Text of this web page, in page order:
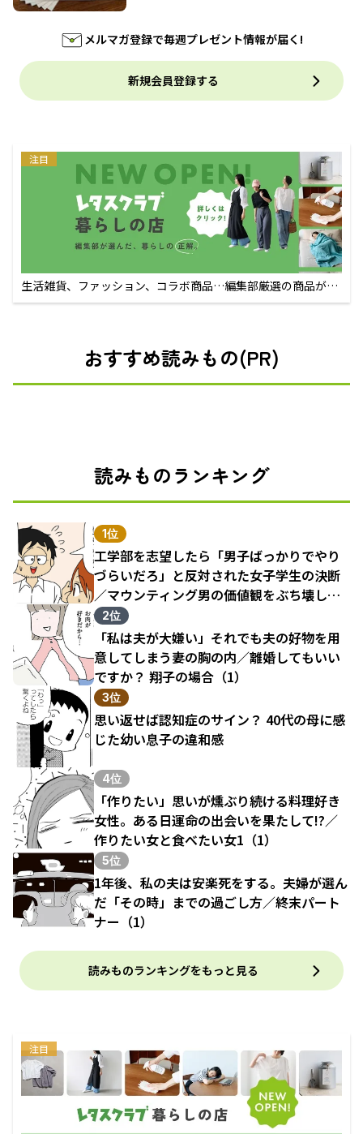
メルマガ登録で毎週プレゼント情報が届く!
新規会員登録する
注目
生活雑貨、ファッション、コラボ商品…編集部厳選の商品が買
えるECサイト
おすすめ読みもの(PR)
読みものランキング
1位
工学部を志望したら「男子ばっかりでやり
づらいだろ」と反対された女子学生の決断
／マウンティング男の価値観をぶち壊した
結果（1）
2位
「私は夫が大嫌い」それでも夫の好物を用
意してしまう妻の胸の内／離婚してもいい
ですか？ 翔子の場合（1）
3位
思い返せば認知症のサイン？ 40代の母に感
じた幼い息子の違和感
4位
「作りたい」思いが燻ぶり続ける料理好き
女性。ある日運命の出会いを果たして!?／
作りたい女と食べたい女1（1）
5位
1年後、私の夫は安楽死をする。夫婦が選ん
だ「その時」までの過ごし方／終末パート
ナー（1）
読みものランキングをもっと見る
注目